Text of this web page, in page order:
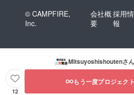
© CAMPFIRE,
Inc.
会社概
要
採用情
報
Mitsuyoshishoutenさ
12
もう一度プロジェク